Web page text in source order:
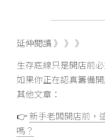
延伸閱讀 》 》 》
生存底線只是開店前
如果你正在認真籌備
其他文章：
👉 新手老闆開店前，
嗎？